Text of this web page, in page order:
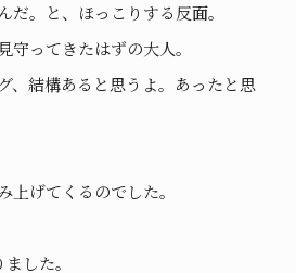
だ。と、ほっこりする反面。
守ってきたはずの大人。
、結構あると思うよ。あったと思
上げてくるのでした。
した。